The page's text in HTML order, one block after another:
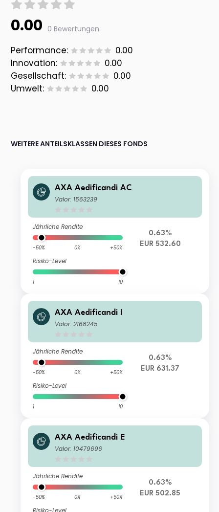
0.00 0 Bewertungen
Performance:
0.00
Innovation:
0.00
Gesellschaft:
0.00
Umwelt:
0.00
WEITERE ANTEILSKLASSEN DIESES FONDS
AXA Aedificandi AC
Valor: 1563239
Jährliche Rendite
-50% 0% +50%
Risiko-Level
1 10
0.63%
EUR 532.60
AXA Aedificandi I
Valor: 2168245
Jährliche Rendite
-50% 0% +50%
Risiko-Level
1 10
0.63%
EUR 631.37
AXA Aedificandi E
Valor: 10479696
Jährliche Rendite
-50% 0% +50%
Risiko-Level
0.63%
EUR 502.85